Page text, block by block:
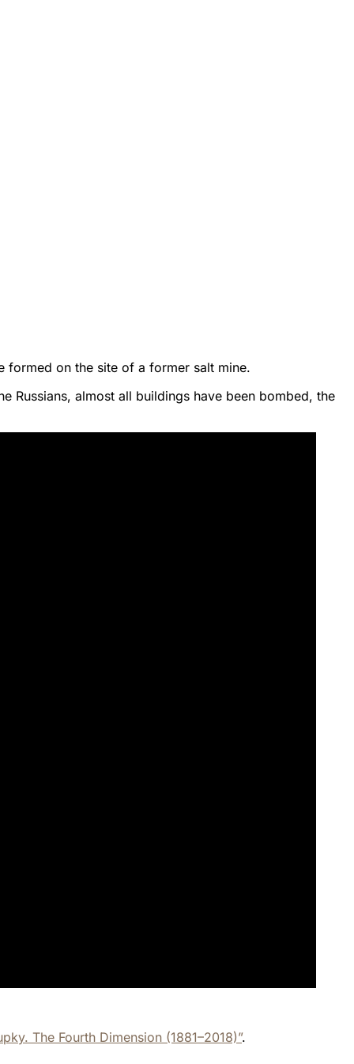
formed on the site of a former salt mine.
Russians, almost all buildings have been bombed, the
The Fourth Dimension (1881–2018)”.